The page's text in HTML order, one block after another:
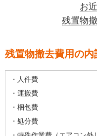
お
残置物
残置物撤去費用の内
・人件費
・運搬費
・梱包費
・処分費